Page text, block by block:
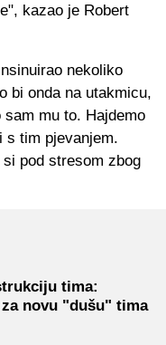
kazao je Robert
nekoliko
bi onda na utakmicu,
sam mu to. Hajdemo
s tim pjevanjem.
pod stresom zbog
tima:
novu "dušu" tima